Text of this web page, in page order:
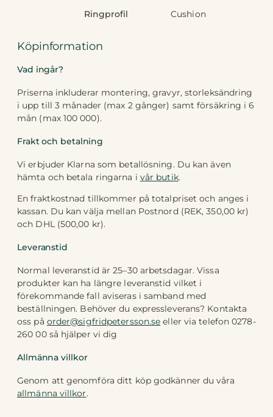
Ringprofil
Cushion
Köpinformation
Vad ingår?
Priserna inkluderar montering, gravyr, storleksändring
i upp till 3 månader (max 2 gånger) samt försäkring i 6
mån (max 100 000).
Frakt och betalning
Vi erbjuder Klarna som betallösning. Du kan även
hämta och betala ringarna i vår butik.
En fraktkostnad tillkommer på totalpriset och anges i
kassan. Du kan välja mellan Postnord (REK, 350,00 kr)
och DHL (500,00 kr).
Leveranstid
Normal leveranstid är 25–30 arbetsdagar. Vissa
produkter kan ha längre leveranstid vilket i
förekommande fall aviseras i samband med
beställningen. Behöver du expressleverans? Kontakta
oss på order@sigfridpetersson.se eller via telefon 0278-
260 00 så hjälper vi dig
Allmänna villkor
Genom att genomföra ditt köp godkänner du våra
allmänna villkor.